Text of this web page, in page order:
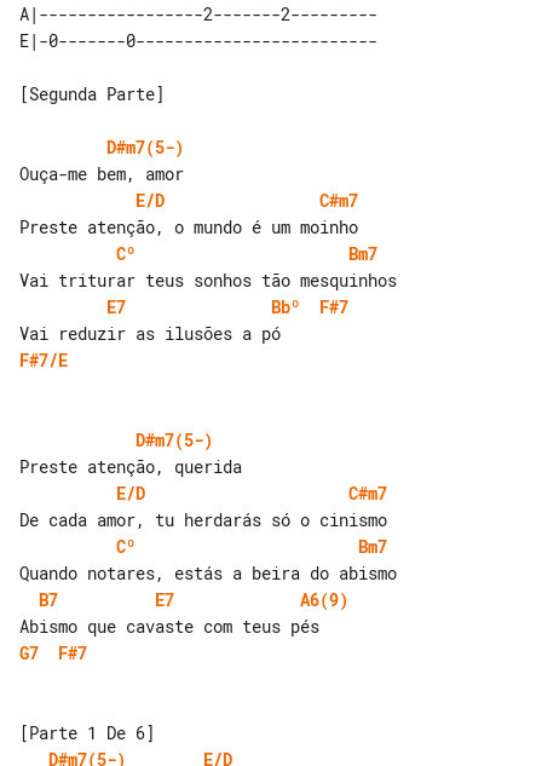
A|-----------------2-------2---------
[Segunda Parte]
D#m7(5-)
E/D
C#m7
Cº
Bm7
E7
Bbº
F#7
F#7/E
D#m7(5-)
E/D
C#m7
Cº
Bm7
B7
E7
A6(9)
G7
F#7
D#m7(5-)
E/D